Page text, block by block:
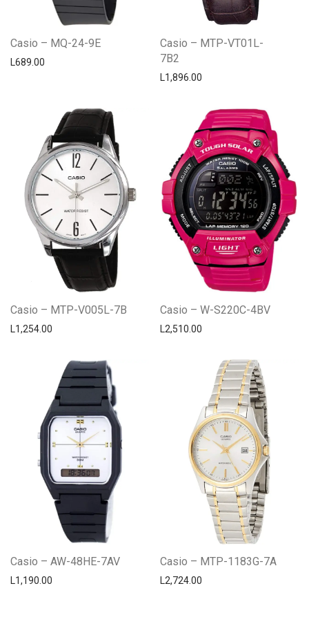
Casio – MQ-24-9E
L689.00
Casio – MTP-VT01L-
7B2
L1,896.00
Casio – MTP-V005L-7B
L1,254.00
Casio – W-S220C-4BV
L2,510.00
Casio – AW-48HE-7AV
L1,190.00
Casio – MTP-1183G-7A
L2,724.00